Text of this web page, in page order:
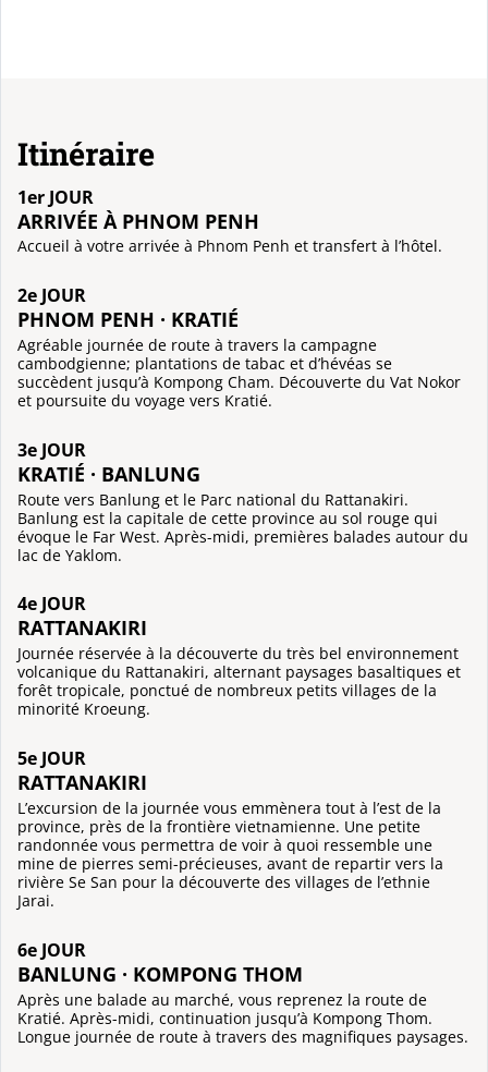
Itinéraire
1er JOUR
ARRIVÉE À PHNOM PENH
Accueil à votre arrivée à Phnom Penh et transfert à l’hôtel.
2e JOUR
PHNOM PENH · KRATIÉ
Agréable journée de route à travers la campagne
cambodgienne; plantations de tabac et d’hévéas se
succèdent jusqu’à Kompong Cham. Découverte du Vat Nokor
et poursuite du voyage vers Kratié.
3e JOUR
KRATIÉ · BANLUNG
Route vers Banlung et le Parc national du Rattanakiri.
Banlung est la capitale de cette province au sol rouge qui
évoque le Far West. Après-midi, premières balades autour du
lac de Yaklom.
4e JOUR
RATTANAKIRI
Journée réservée à la découverte du très bel environnement
volcanique du Rattanakiri, alternant paysages basaltiques et
forêt tropicale, ponctué de nombreux petits villages de la
minorité Kroeung.
5e JOUR
RATTANAKIRI
L’excursion de la journée vous emmènera tout à l’est de la
province, près de la frontière vietnamienne. Une petite
randonnée vous permettra de voir à quoi ressemble une
mine de pierres semi-précieuses, avant de repartir vers la
rivière Se San pour la découverte des villages de l’ethnie
Jarai.
6e JOUR
BANLUNG · KOMPONG THOM
Après une balade au marché, vous reprenez la route de
Kratié. Après-midi, continuation jusqu’à Kompong Thom.
Longue journée de route à travers des magnifiques paysages.